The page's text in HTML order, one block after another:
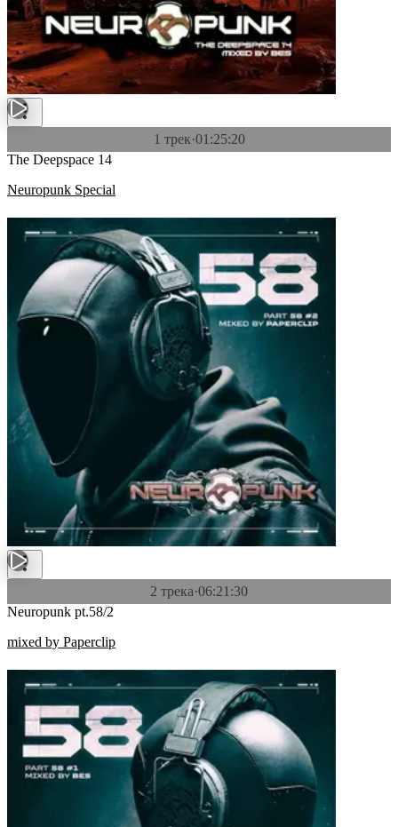
1 трек·01:25:20
The Deepspace 14
Neuropunk Special
2 трека·06:21:30
Neuropunk pt.58/2
mixed by Paperclip